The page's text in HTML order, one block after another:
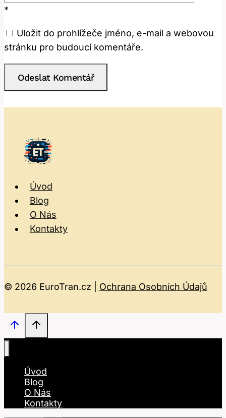
*
Uložit do prohlížeče jméno, e-mail a webovou
stránku pro budoucí komentáře.
Úvod
Blog
O Nás
Kontakty
© 2026 EuroTran.cz | Ochrana Osobních Údajů
Úvod
Blog
O Nás
Kontakty